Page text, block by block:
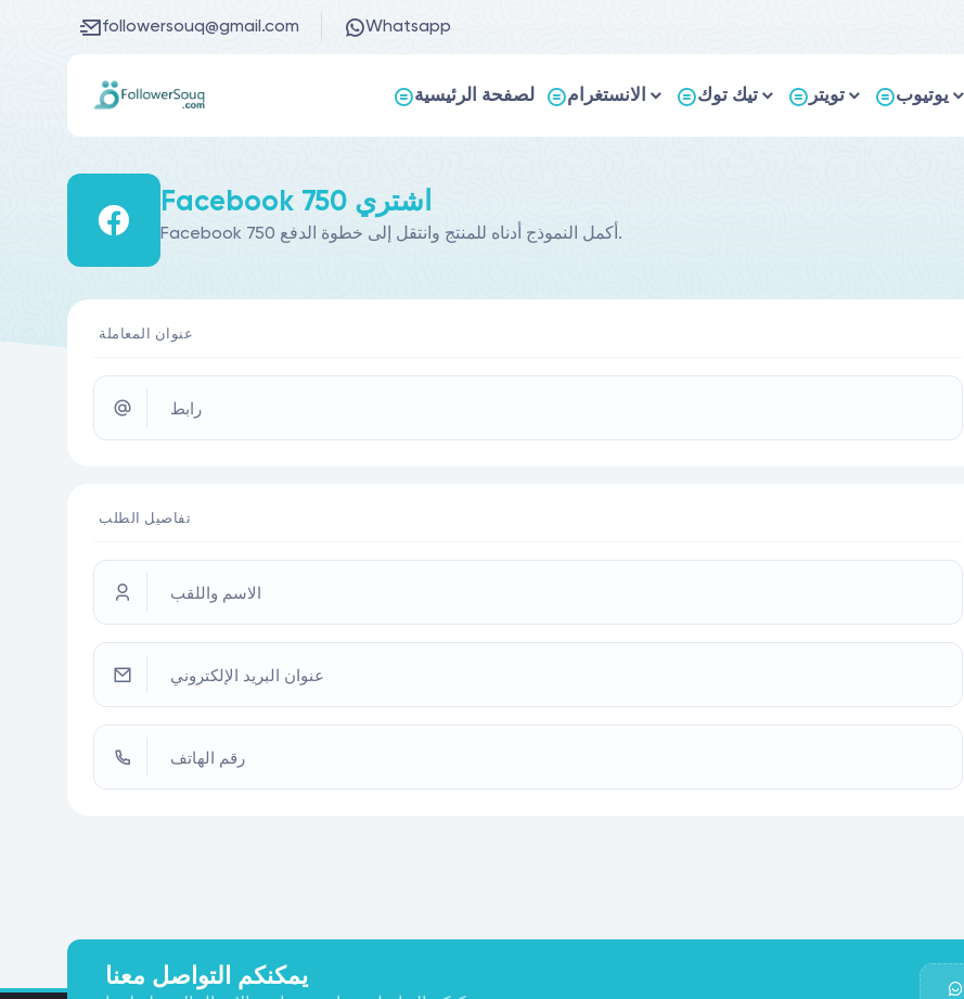
followersouq@gmail.com Whatsapp
لصفحة الرئيسية الانستغرام تيك توك تويتر يوتيوب
Facebook 750 اشتري
Facebook 750 أكمل النموذج أدناه للمنتج وانتقل إلى خطوة الدفع.
عنوان المعاملة
رابط
تفاصيل الطلب
الاسم واللقب
عنوان البريد الإلكتروني
رقم الهاتف
يمكنكم التواصل معنا